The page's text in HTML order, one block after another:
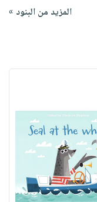
المزيد من البنود »